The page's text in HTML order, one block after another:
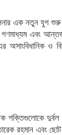
এক নতুন যুগ
গণমাধ্যম এবং
ও
শক্তিগুলোকে দুর্বল
রহমান এবং